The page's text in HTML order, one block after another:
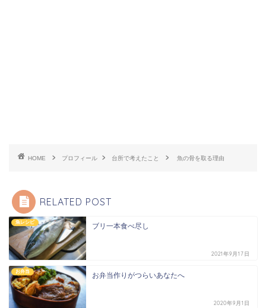
HOME プロフィール 台所で考えたこと 魚の骨を取る理由
RELATED POST
魚レシピ ブリ一本食べ尽し
2021年9月17日
お弁当 お弁当作りがつらいあなたへ
2020年9月1日